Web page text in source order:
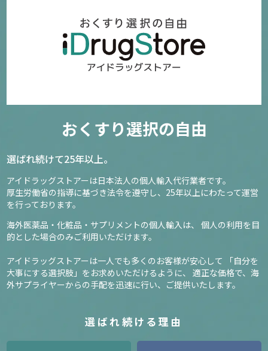
おくすり選択の自由
選ばれ続けて25年以上。
アイドラッグストアーは日本法人の個人輸入代行業者です。
厚生労働省の指導に基づき法令を遵守し、 25年以上にわたって運営
を行っております。
海外医薬品・化粧品・サプリメントの個人輸入は、
個人の利用を目
的とした場合のみご利用いただけます。
アイドラッグストアーは一人でも多くのお客様が安心して
「自分を
大事にする選択肢」をお求めいただけるように、
適正な価格で、海
外サプライヤーからの手配を迅速に行い、ご提供いたします。
選ばれ続ける理由